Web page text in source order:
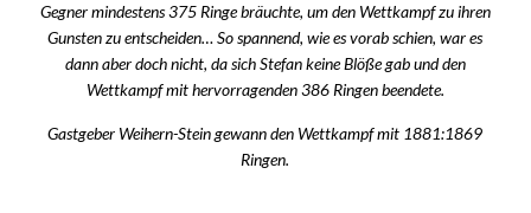
Gegner mindestens 375 Ringe bräuchte, um den Wettkampf zu ihren
Gunsten zu entscheiden… So spannend, wie es vorab schien, war es
dann aber doch nicht, da sich Stefan keine Blöße gab und den
Wettkampf mit hervorragenden 386 Ringen beendete.
Gastgeber Weihern-Stein gewann den Wettkampf mit 1881:1869
Ringen.